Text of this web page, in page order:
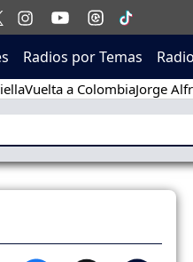
Radios por Temas
Vuelta a ColombiaJorge